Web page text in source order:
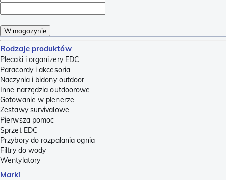
W magazynie
Rodzaje produktów
Plecaki i organizery EDC
Paracordy i akcesoria
Naczynia i bidony outdoor
Inne narzędzia outdoorowe
Gotowanie w plenerze
Zestawy survivalowe
Pierwsza pomoc
Sprzęt EDC
Przybory do rozpalania ognia
Filtry do wody
Wentylatory
Marki